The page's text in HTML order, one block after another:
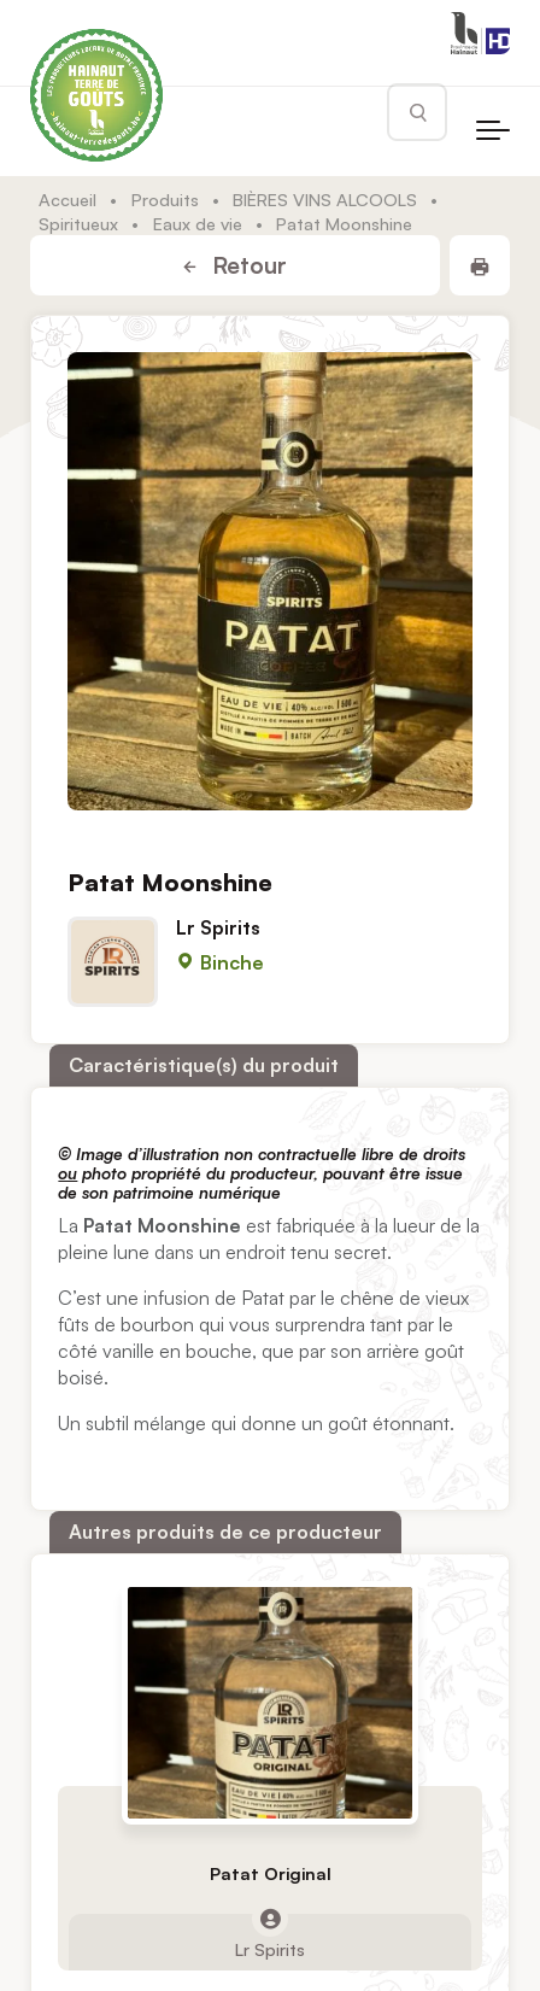
Rechercher
Accueil • Produits • BIÈRES VINS ALCOOLS
•
Spiritueux
• Eaux de vie • Patat Moonshine
Retour
Patat Moonshine
Lr Spirits
Binche
Caractéristique(s) du produit
© Image d’illustration non contractuelle libre de droits
ou photo propriété du producteur, pouvant être issue
de son patrimoine numérique
La Patat Moonshine est fabriquée à la lueur de la
pleine lune dans un endroit tenu secret.
C’est une infusion de Patat par le chêne de vieux
fûts de bourbon qui vous surprendra tant par le
côté vanille en bouche, que par son arrière goût
boisé.
Un subtil mélange qui donne un goût étonnant.
Autres produits de ce producteur
Patat Original
Lr Spirits